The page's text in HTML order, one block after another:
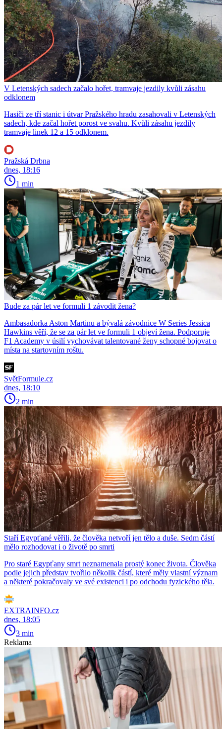
V Letenských sadech začalo hořet, tramvaje jezdily kvůli zásahu
odklonem
Hasiči ze tří stanic i útvar Pražského hradu zasahovali v Letenských
sadech, kde začal hořet porost ve svahu. Kvůli zásahu jezdily
tramvaje linek 12 a 15 odklonem.
Pražská Drbna
dnes, 18:16
1 min
Bude za pár let ve formuli 1 závodit žena?
Ambasadorka Aston Martinu a bývalá závodnice W Series Jessica
Hawkins věří, že se za pár let ve formuli 1 objeví žena. Podporuje
F1 Academy v úsilí vychovávat talentované ženy schopné bojovat o
místa na startovním roštu.
SvětFormule.cz
dnes, 18:10
2 min
Staří Egypťané věřili, že člověka netvoří jen tělo a duše. Sedm částí
mělo rozhodovat i o životě po smrti
Pro staré Egypťany smrt neznamenala prostý konec života. Člověka
podle jejich představ tvořilo několik částí, které měly vlastní význam
a některé pokračovaly ve své existenci i po odchodu fyzického těla.
EXTRAINFO.cz
dnes, 18:05
3 min
Reklama